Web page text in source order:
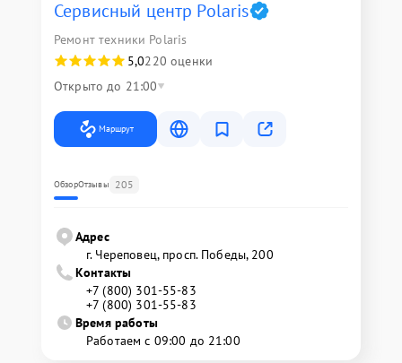
Сервисный центр Polaris
Ремонт техники Polaris
5,0220 оценки
Открыто до 21:00
Маршрут
ОбзорОтзывы 205
Адрес
г. Череповец, просп. Победы, 200
Контакты
+7 (800) 301-55-83
+7 (800) 301-55-83
Время работы
Работаем с 09:00 до 21:00